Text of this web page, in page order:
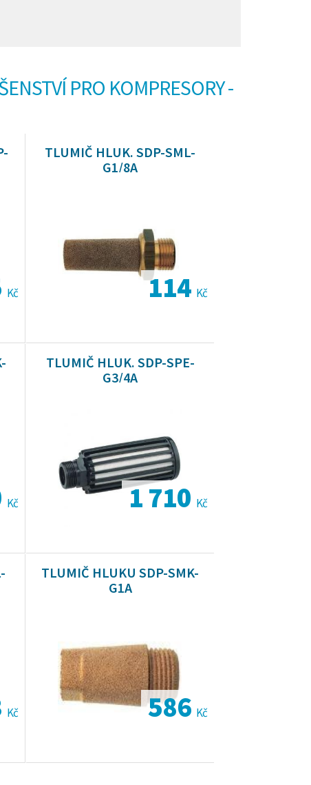
PRO KOMPRESORY -
Kč
TLUMIČ HLUK. SDP-SML-
G1/8A
114 Kč
Kč
TLUMIČ HLUK. SDP-SPE-
G3/4A
1 710 Kč
Kč
TLUMIČ HLUKU SDP-SMK-
G1A
586 Kč